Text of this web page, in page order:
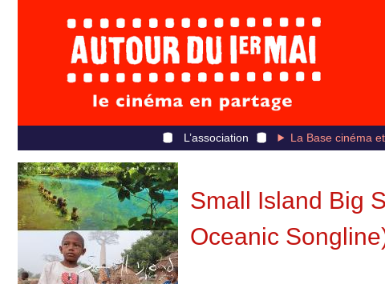
L’association La Base cinéma
Small Island Big
Oceanic